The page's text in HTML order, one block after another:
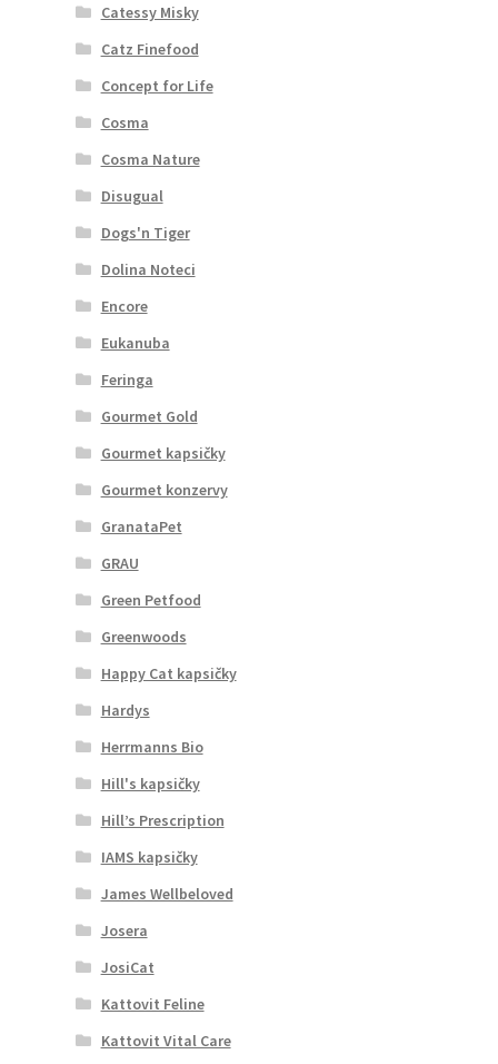
Catessy Misky
Catz Finefood
Concept for Life
Cosma
Cosma Nature
Disugual
Dogs'n Tiger
Dolina Noteci
Encore
Eukanuba
Feringa
Gourmet Gold
Gourmet kapsičky
Gourmet konzervy
GranataPet
GRAU
Green Petfood
Greenwoods
Happy Cat kapsičky
Hardys
Herrmanns Bio
Hill's kapsičky
Hill’s Prescription
IAMS kapsičky
James Wellbeloved
Josera
JosiCat
Kattovit Feline
Kattovit Vital Care